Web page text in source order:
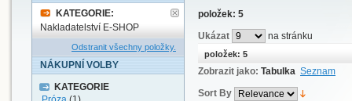
KATEGORIE:
Nakladatelství E-SHOP
Odstranit všechny položky.
NÁKUPNÍ VOLBY
KATEGORIE
položek: 5
Ukázat
na stránku
položek: 5
Zobrazit jako: Tabulka Seznam
Sort By